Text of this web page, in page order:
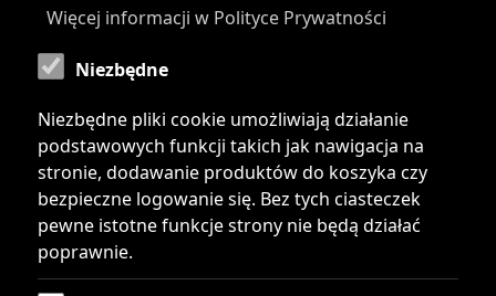
Regulamin sprzedaży
Polityka prywatności
Regulamin przeniesienia numeru
Cesja umowy
Kontakt
Więcej informacji w Polityce Prywatności
Niezbędne
Niezbędne pliki cookie umożliwiają działanie
podstawowych funkcji takich jak nawigacja na
stronie, dodawanie produktów do koszyka czy
bezpieczne logowanie się. Bez tych ciasteczek
pewne istotne funkcje strony nie będą działać
poprawnie.